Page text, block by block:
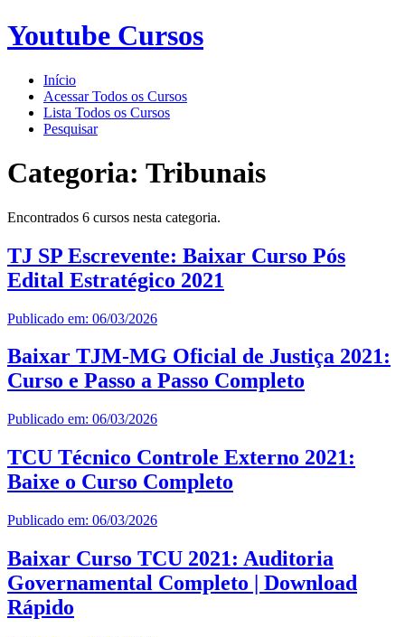
Youtube Cursos
Início
Acessar Todos os Cursos
Lista Todos os Cursos
Pesquisar
Categoria: Tribunais
Encontrados 6 cursos nesta categoria.
TJ SP Escrevente: Baixar Curso Pós
Edital Estratégico 2021
Publicado em: 06/03/2026
Baixar TJM-MG Oficial de Justiça 2021:
Curso e Passo a Passo Completo
Publicado em: 06/03/2026
TCU Técnico Controle Externo 2021:
Baixe o Curso Completo
Publicado em: 06/03/2026
Baixar Curso TCU 2021: Auditoria
Governamental Completo | Download
Rápido